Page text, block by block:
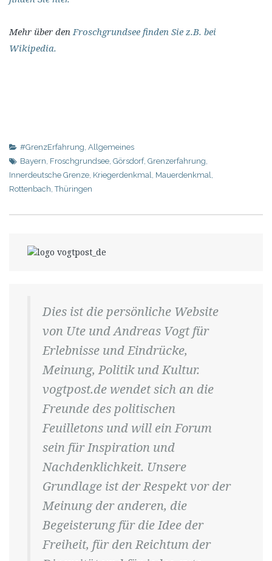
Mehr über denFroschgrundsee finden Sie z.B. bei
Wikipedia.
#GrenzErfahrung, Allgemeines
Bayern, Froschgrundsee, Görsdorf, Grenzerfahrung,
Innerdeutsche Grenze, Kriegerdenkmal, Mauerdenkmal,
Rottenbach,Thüringen
Dies ist die persönliche Website
von Ute und Andreas Vogt für
Erlebnisse und Eindrücke,
Meinung, Politik und Kultur.
vogtpost.de wendet sich an die
Freunde des politischen
Feuilletons und will ein Forum
sein für Inspiration und
Nachdenklichkeit. Unsere
Grundlage ist der Respekt vor der
Meinung der anderen, die
Begeisterung für die Idee der
Freiheit, für den Reichtum der